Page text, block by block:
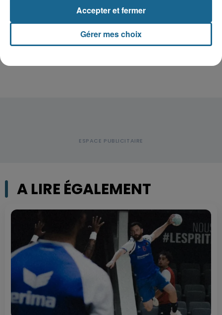
Accident à Grand-Fort-Philippe : le
conducteur de trottinette...
A LIRE ÉGALEMENT
Gérer mes choix
Accepter et fermer